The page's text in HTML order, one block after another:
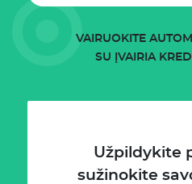
VAIRUOKITE
SU ĮVAIRIA
Užpildykite
sužinokite